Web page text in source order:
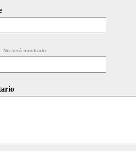
No será mostrado.